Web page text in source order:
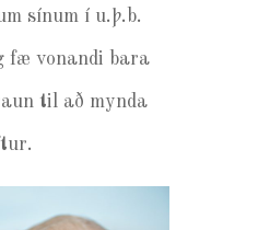
sínum í u.þ.b.
fæ vonandi bara
til að mynda